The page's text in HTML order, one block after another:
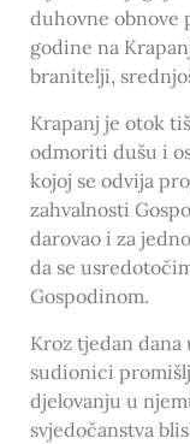
duhovne obnove
godine na
branitelji,
Krapanj je otok
odmoriti dušu i
kojoj se odvija
zahvalnosti
darovao i za
da se
Gospodinom.
Kroz tjedan dana
sudionici
djelovanju u
svjedočanstva